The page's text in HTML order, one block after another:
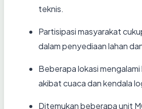
teknis.
Partisipasi masyarakat
dalam penyediaan lahan
Beberapa lokasi
akibat cuaca dan kendala
Ditemukan beberapa unit